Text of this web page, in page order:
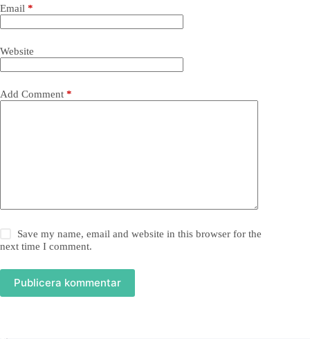
Email *
Website
Add Comment *
Save my name, email and website in this browser for the
next time I comment.
Publicera kommentar